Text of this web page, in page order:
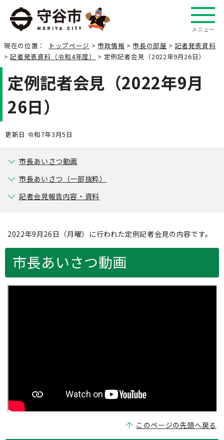
メニュー
現在の位置： トップページ > 市政情報 >市長の部屋 > 記者発表資料
>記者発表資料（令和4年度） > 定例記者会見（2022年9月26日）
定例記者会見（2022年9月
26日）
更新日 令和7年3月5日
市長あいさつ動画
市長あいさつ（一部抜粋）
記者会見報告内容・資料
2022年9月26日（月曜）に行われた定例記者会見の内容です。
市長あいさつ動画
このページの先頭へ戻る